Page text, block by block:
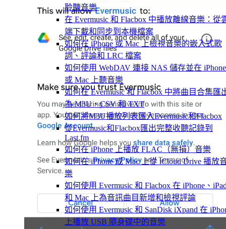
聆聽音樂
在 Evermusic 和 Flacbox 中播放離線音樂：從
端下載和同步到本機檔案
如何在 iPhone 或 Mac 上檢視音樂的嵌入式歌
詞、評論和 LRC 檔案
如何使用 WebDAV 連接 NAS 儲存並在 iPhone
或 Mac 上聽音樂
如何在 Evermusic 和 Flacbox 中將曲目合集匯
為 M3U、CSV 和 TXT
如何將M3U播放列表匯入Evermusic和Flacbox
從Evermusic和Flacbox匯出完整收聽記錄到
Last.fm
如何在 iPhone 上播放 FLAC（無損）音樂
如何在 iPhone 或 Mac 上從 iCloud Drive 播放
樂
如何使用 Evermusic 和 Flacbox 在 iPhone、
和 Mac 上為音訊曲目新增和檢視評論
如何使用 Evermusic 和 SanDisk iXpand 在
上播放 USB 隨身碟中的音樂